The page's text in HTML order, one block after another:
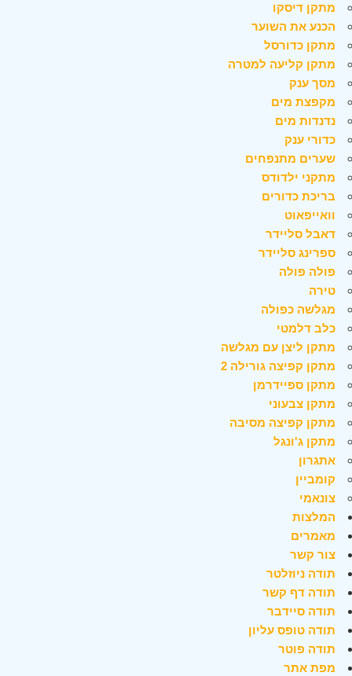
מתקן דיסקו
הכנע את השוער
מתקן כדורסל
מתקן קליעה למטרה
מסך ענק
מקפצת מים
נדנדות מים
כדורי ענק
שערים מתנפחים
מתקני ילדודס
בריכת כדורים
וואייפאוט
דאבל סליידר
ספרינג סליידר
פולה פולה
טירה
מגלשה כפולה
כלב דלמטי
מתקן ליצן עם מגלשה
מתקן קפיצה גורילה 2
מתקן ספיידרמן
מתקן צבעוני
מתקן קפיצה מסיבה
מתקן ג'ונגל
אתגרון
קומביין
צונאמי
המלצות
מאמרים
צור קשר
תודה ניוזלטר
תודה דף קשר
תודה סיידבר
תודה טופס עליון
תודה פוטר
מפת אתר